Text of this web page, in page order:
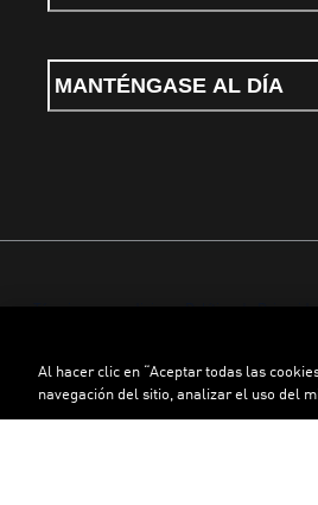
MANTÉNGASE AL DÍA
Términos y condiciones Política de
©PUMA, 2026. Todos los derechos
Al hacer clic en “Aceptar todas las
navegación del sitio, analizar el uso del